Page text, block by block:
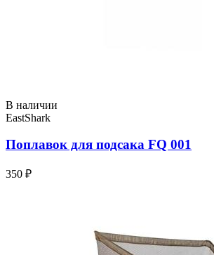
В наличии
EastShark
Поплавок для подсака FQ 001
350 ₽